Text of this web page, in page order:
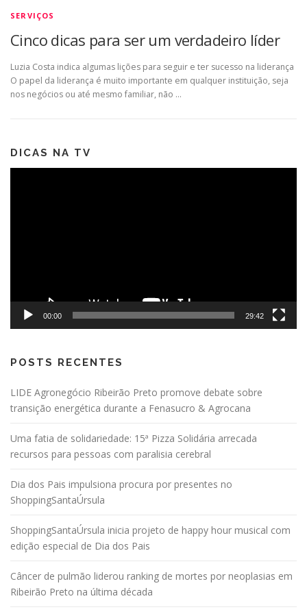
SERVIÇOS
Cinco dicas para ser um verdadeiro líder
Luzia Costa indica algumas lições para seguir e ter sucesso na liderança
O papel da liderança é muito importante em qualquer instituição, seja
nos negócios ou até mesmo familiar, não …
DICAS NA TV
00:00 29:42
POSTS RECENTES
LIDE Agronegócio Ribeirão Preto promove debate sobre
transição energética durante a Fenasucro & Agrocana
Uma fatia de solidariedade: 15ª Pizza Solidária arrecada
recursos para pessoas com paralisia cerebral
Dia dos Pais impulsiona procura por presentes no
ShoppingSantaÚrsula
ShoppingSantaÚrsula inicia projeto de happy hour musical com
edição especial de Dia dos Pais
Câncer de pulmão liderou ranking de mortes por neoplasias em
Ribeirão Preto na última década